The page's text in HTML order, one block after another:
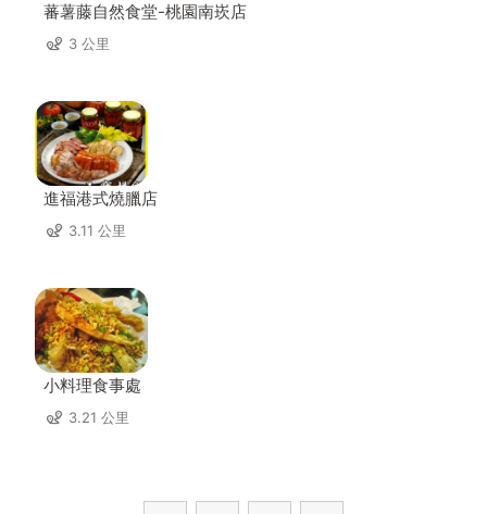
蕃薯藤自然食堂-桃園南崁店
3 公里
進福港式燒臘店
3.11 公里
小料理食事處
3.21 公里